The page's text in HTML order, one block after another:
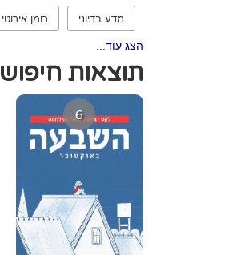
מדע בדיוני רומן אירוטי
הצג עוד...
תוצאות חיפוש
6